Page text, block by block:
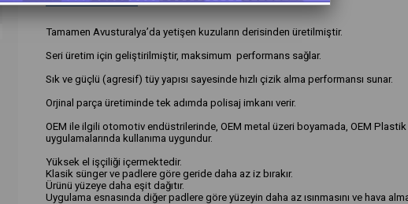
Tamamen Avusturalya’da yetişen kuzuların derisinden üretilmiştir.
Seri üretim için geliştirilmiştir, maksimum performans sağlar.
Sık ve güçlü (agresif) tüy yapısı sayesinde hızlı çizik alma performansı sunar.
Orjinal parça üretiminde tek adımda polisaj imkanı verir.
OEM ile ilgili otomotiv endüstrilerinde, OEM metal üzeri boyamada, OEM
uygulamalarında kullanıma uygundur.
Yüksek el işçiliği içermektedir.
Klasik sünger ve padlere göre geride daha az iz bırakır.
Ürünü yüzeye daha eşit dağıtır.
Uygulama esnasında diğer padlere göre yüzeyin daha az ısınmasını ve hava